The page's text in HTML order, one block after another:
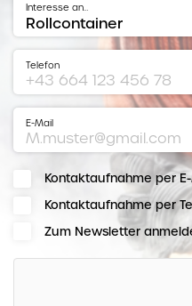
Interesse an…
Telefon
E-Mail
Kontaktaufnahme per
Kontaktaufnahme per
Zum Newsletter